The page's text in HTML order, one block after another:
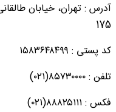
آدرس : تهران، خیابان
175
کد پستی : ۱۵۸۳۶۴۸۴۹۹
تلفن : ۸۵۷۳۰۰۰۰(۰۲۱)
فکس : ۸۸۸۲۵۱۱۱(۰۲۱)